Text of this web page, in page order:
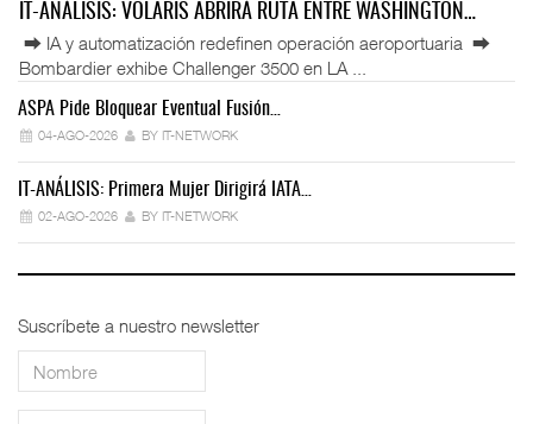
IT-ANÁLISIS: VOLARIS ABRIRÁ RUTA ENTRE WASHINGTON…
⮕ IA y automatización redefinen operación aeroportuaria ⮕
Bombardier exhibe Challenger 3500 en LA ...
ASPA Pide Bloquear Eventual Fusión…
04-AGO-2026 BY IT-NETWORK
IT-ANÁLISIS: Primera Mujer Dirigirá IATA…
02-AGO-2026 BY IT-NETWORK
Suscríbete a nuestro newsletter